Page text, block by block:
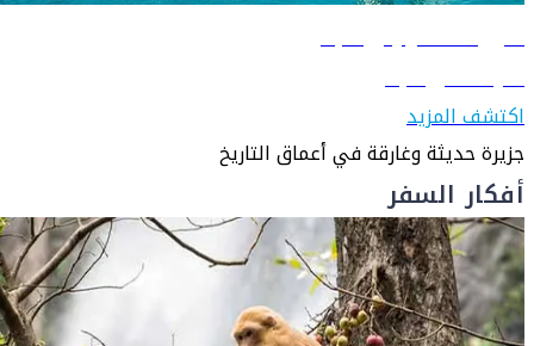
دليل السفر إلى البحرين
تعرّف على البحرين
اكتشف المزيد
جزيرة حديثة وغارقة في أعماق التاريخ
أفكار السفر